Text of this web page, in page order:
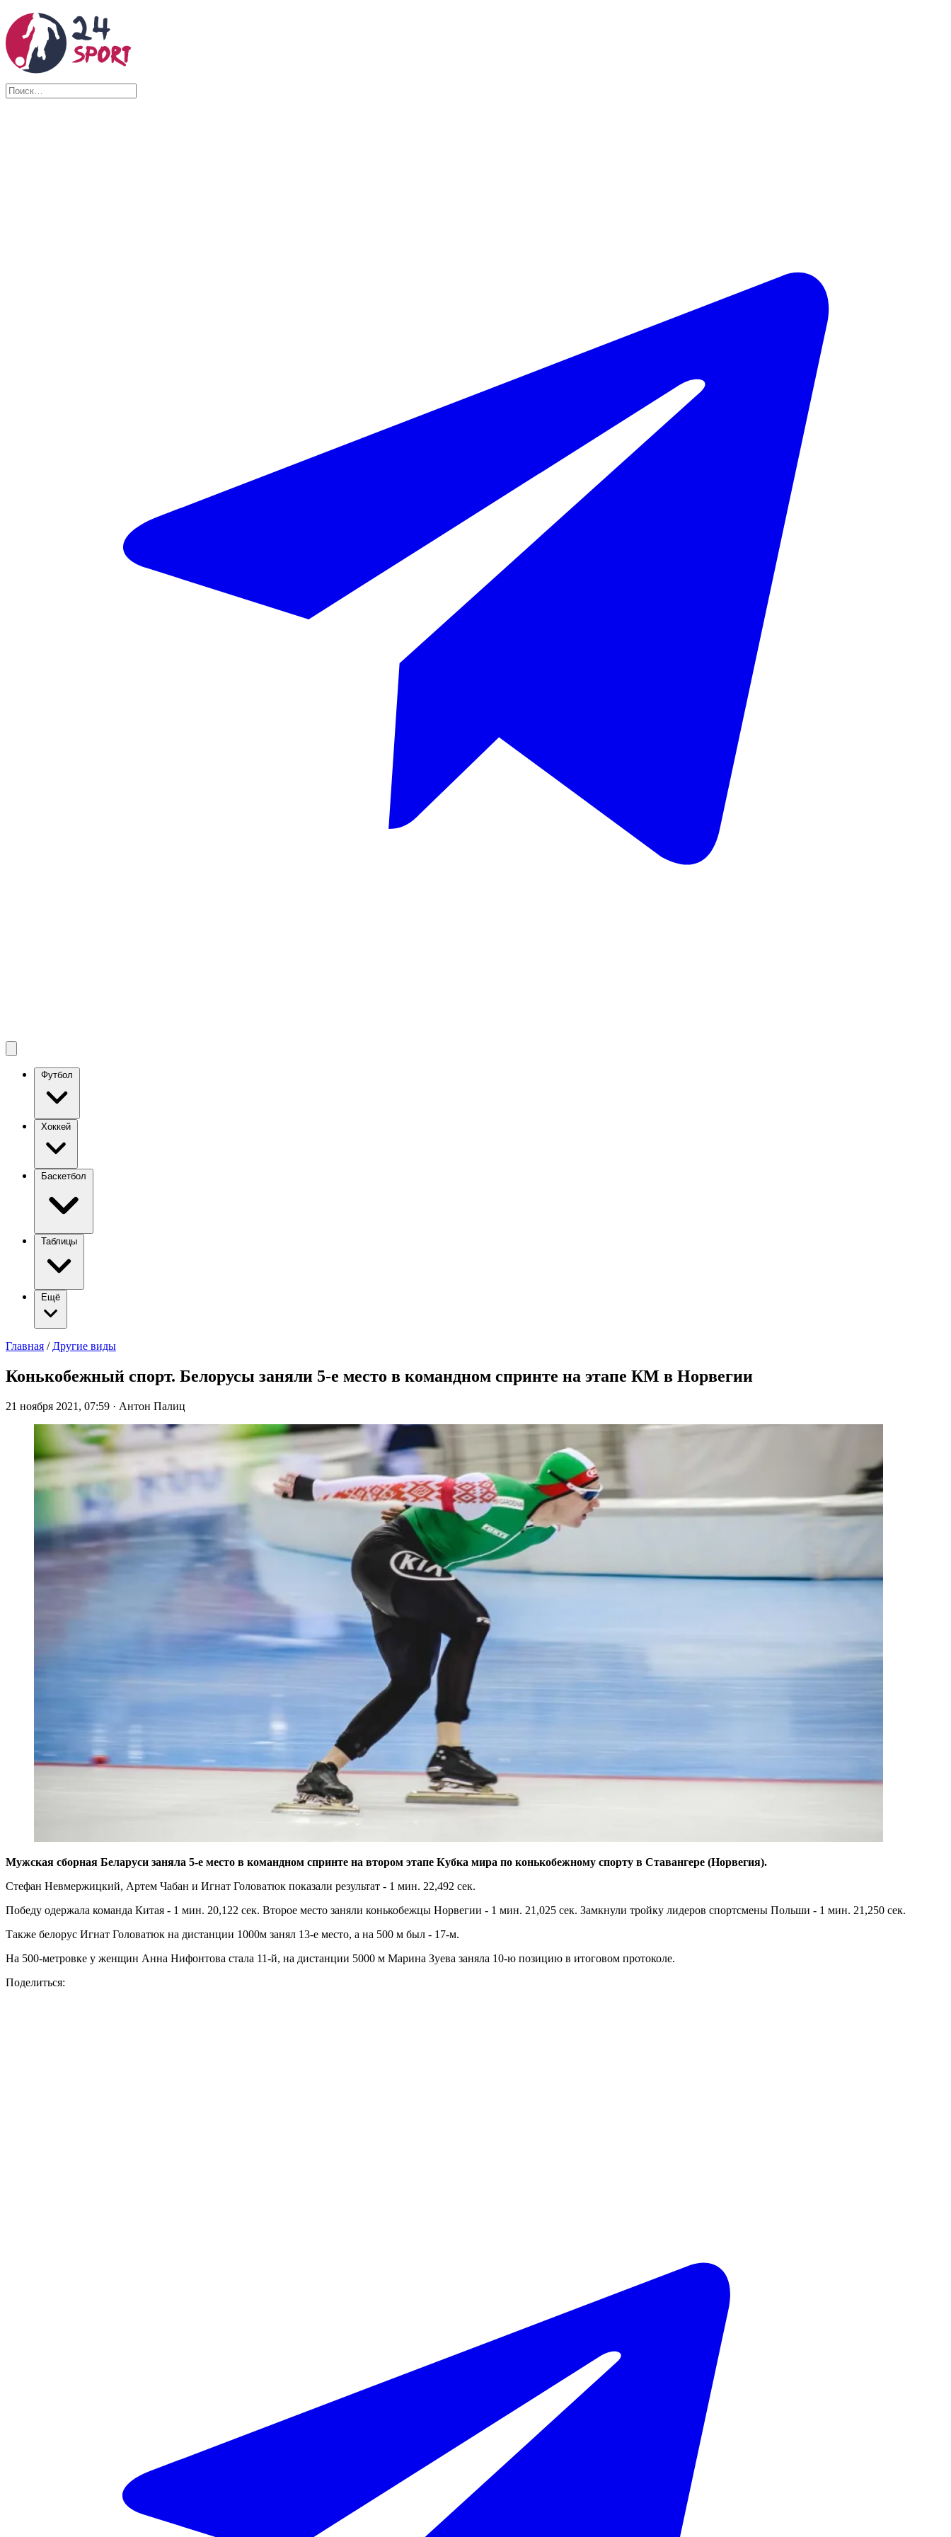
Футбол
Хоккей
Баскетбол
Таблицы
Ещё
Главная / Другие виды
Конькобежный спорт. Белорусы заняли 5-е место в командном спринте на этапе КМ в Норвегии
21 ноября 2021, 07:59 · Антон Палиц
Мужская сборная Беларуси заняла 5-е место в командном спринте на втором этапе Кубка мира по конькобежному спорту в Ставангере (Норвегия).
Стефан Невмержицкий, Артем Чабан и Игнат Головатюк показали результат - 1 мин. 22,492 сек.
Победу одержала команда Китая - 1 мин. 20,122 сек. Второе место заняли конькобежцы Норвегии - 1 мин. 21,025 сек. Замкнули тройку лидеров спортсмены Польши - 1 мин. 21,250 сек.
Также белорус Игнат Головатюк на дистанции 1000м занял 13-е место, а на 500 м был - 17-м.
На 500-метровке у женщин Анна Нифонтова стала 11-й, на дистанции 5000 м Марина Зуева заняла 10-ю позицию в итоговом протоколе.
Поделиться: